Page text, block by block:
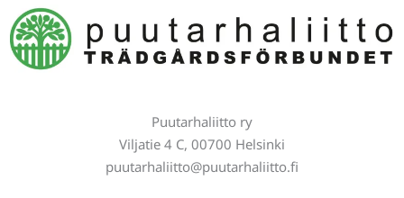
Puutarhaliitto ry
Viljatie 4 C, 00700 Helsinki
puutarhaliitto@puutarhaliitto.fi